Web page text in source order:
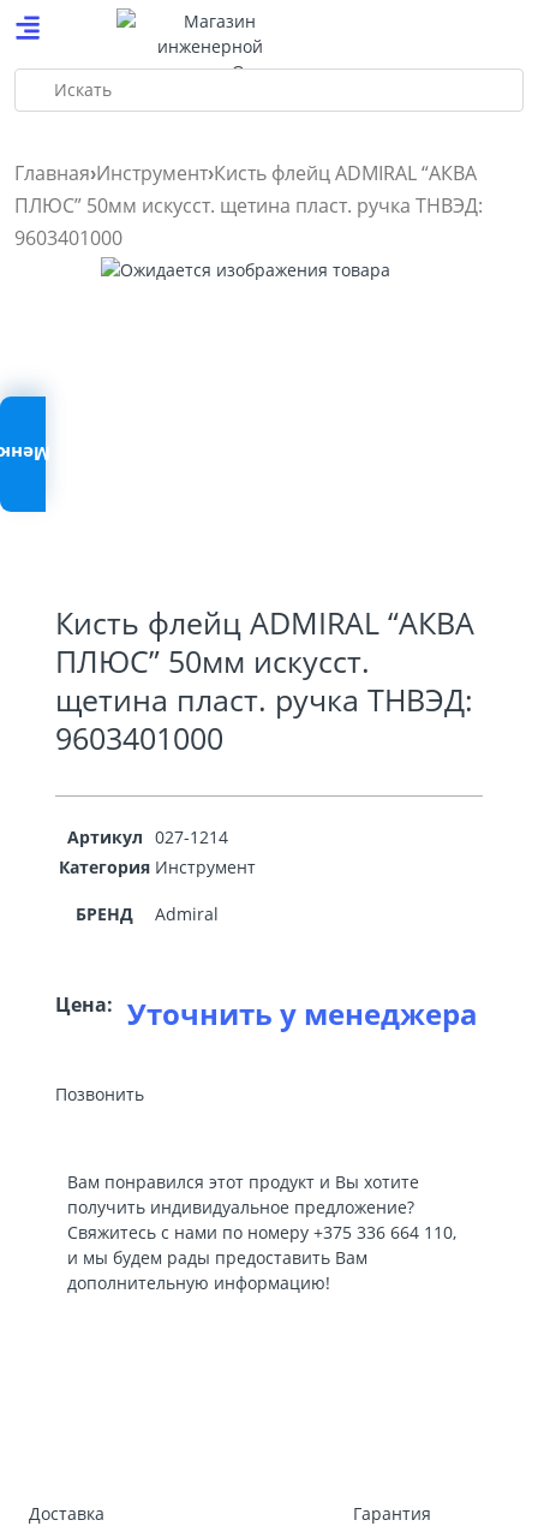
Искать
Главная Инструмент Кисть флейц ADMIRAL “АКВА
ПЛЮС” 50мм искусст. щетина пласт. ручка ТНВЭД:
9603401000
Кисть флейц ADMIRAL “АКВА
ПЛЮС” 50мм искусст.
щетина пласт. ручка ТНВЭД:
9603401000
Артикул 027-1214
Категория Инструмент
БРЕНД Admiral
Цена: Уточнить у менеджера
Позвонить
Вам понравился этот продукт и Вы хотите
получить индивидуальное предложение?
Свяжитесь с нами по номеру +375 336 664 110,
и мы будем рады предоставить Вам
дополнительную информацию!
Доставка
Гарантия